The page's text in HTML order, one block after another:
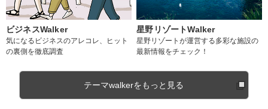
ビジネスWalker
気になるビジネスのアレコレ、ヒット
の裏側を徹底調査
星野リゾートWalker
星野リゾートが運営する多彩な施設の
最新情報をチェック！
テーマwalkerをもっと見る